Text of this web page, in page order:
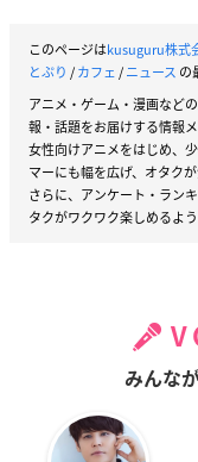
このページはkusuguru株式
とぷり /カフェ/ニュース の
アニメ・ゲーム・漫画など
報・話題をお届けする情報
女性向けアニメをはじめ、
マーにも幅を広げ、オタク
さらに、アンケート・ラン
タクがワクワク楽しめるよ
みんな